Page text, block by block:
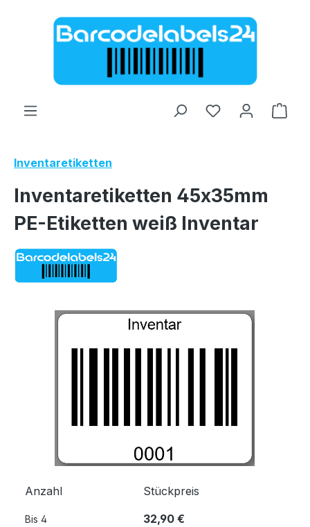
Zum Hauptinhalt springen
Inventaretiketten
Inventaretiketten 45x35mm
PE-Etiketten weiß Inventar
Bildergalerie überspringen
Anzahl Stückpreis
Bis 4 32,90 €